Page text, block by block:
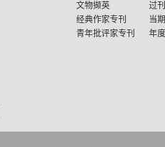
文物撷英
经典作家专刊
青年批评家专刊
过
当
年